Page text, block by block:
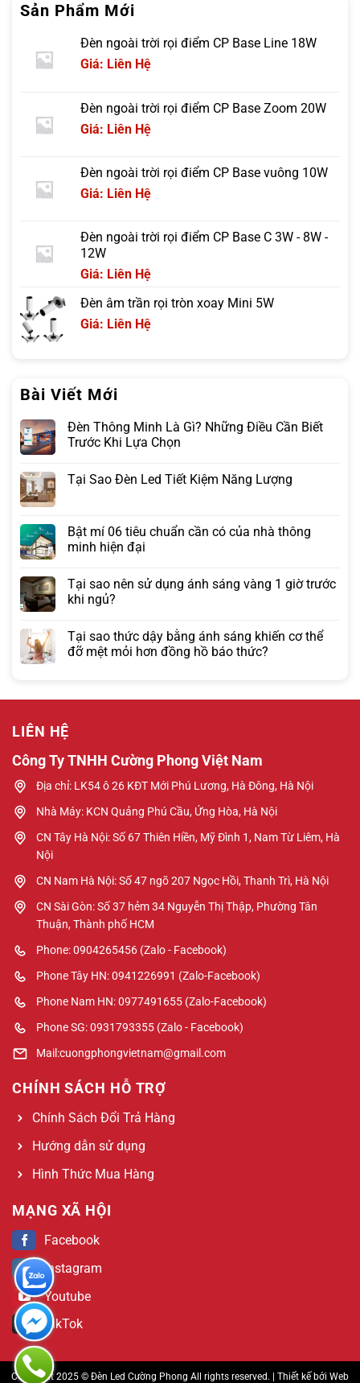
Sản Phẩm Mới
Đèn ngoài trời rọi điểm CP Base Line 18W
Giá: Liên Hệ
Đèn ngoài trời rọi điểm CP Base Zoom 20W
Giá: Liên Hệ
Đèn ngoài trời rọi điểm CP Base vuông 10W
Giá: Liên Hệ
Đèn ngoài trời rọi điểm CP Base C 3W - 8W -
12W
Giá: Liên Hệ
Đèn âm trần rọi tròn xoay Mini 5W
Giá: Liên Hệ
Bài Viết Mới
Đèn Thông Minh Là Gì? Những Điều Cần Biết
Trước Khi Lựa Chọn
Tại Sao Đèn Led Tiết Kiệm Năng Lượng
Bật mí 06 tiêu chuẩn cần có của nhà thông
minh hiện đại
Tại sao nên sử dụng ánh sáng vàng 1 giờ trước
khi ngủ?
Tại sao thức dậy bằng ánh sáng khiến cơ thể
đỡ mệt mỏi hơn đồng hồ báo thức?
LIÊN HỆ
Công Ty TNHH Cường Phong Việt Nam
Địa chỉ: LK54 ô 26 KĐT Mới Phú Lương, Hà Đông, Hà Nội
Nhà Máy: KCN Quảng Phú Cầu, Ứng Hòa, Hà Nội
CN Tây Hà Nội: Số 67 Thiên Hiền, Mỹ Đình 1, Nam Từ Liêm, Hà
Nội
CN Nam Hà Nội: Số 47 ngõ 207 Ngọc Hồi, Thanh Trì, Hà Nội
CN Sài Gòn: Số 37 hẻm 34 Nguyễn Thị Thập, Phường Tân
Thuận, Thành phố HCM
Phone: 0904265456 (Zalo - Facebook)
Phone Tây HN: 0941226991 (Zalo-Facebook)
Phone Nam HN: 0977491655 (Zalo-Facebook)
Phone SG: 0931793355 (Zalo - Facebook)
Mail:cuongphongvietnam@gmail.com
CHÍNH SÁCH HỖ TRỢ
Chính Sách Đổi Trả Hàng
Hướng dẫn sử dụng
Hình Thức Mua Hàng
MẠNG XÃ HỘI
Facebook
Instagram
Youtube
TikTok
Copyright 2025 © Đèn Led Cường Phong All rights reserved. | Thiết kế bởi Web